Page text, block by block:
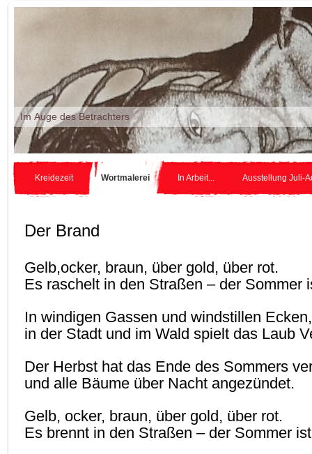
Im Auge des
Kreidezeit Wortmalerei In Arbeit... Ausstellung Juli-
Der Brand
Gelb,ocker, braun, über gold, über rot.
Es raschelt in den Straßen – der Sommer
In windigen Gassen und windstillen Ecken,
in der Stadt und im Wald spielt das Laub
Der Herbst hat das Ende des Sommers
und alle Bäume über Nacht angezündet.
Gelb, ocker, braun, über gold, über rot.
Es brennt in den Straßen – der Sommer